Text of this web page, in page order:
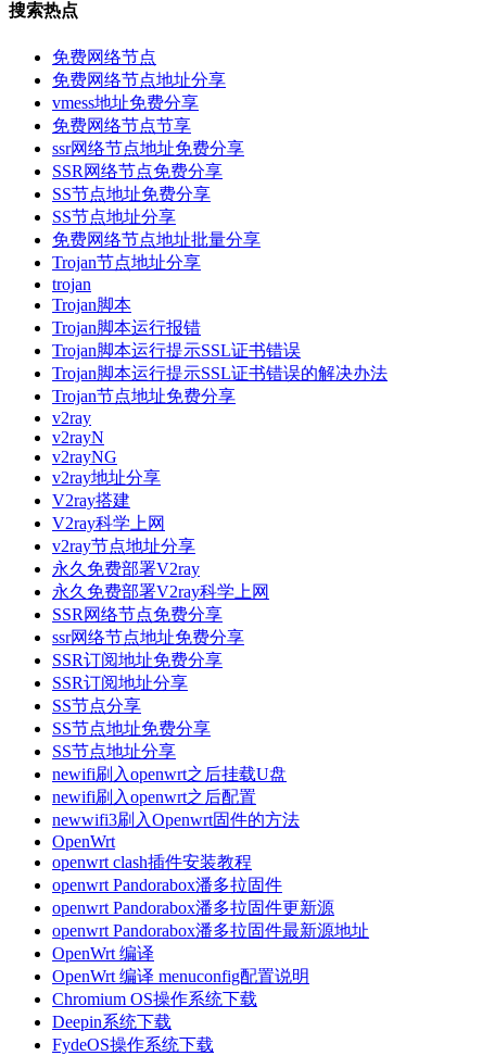
搜索热点
免费网络节点
免费网络节点地址分享
vmess地址免费分享
免费网络节点节享
ssr网络节点地址免费分享
SSR网络节点免费分享
SS节点地址免费分享
SS节点地址分享
免费网络节点地址批量分享
Trojan节点地址分享
trojan
Trojan脚本
Trojan脚本运行报错
Trojan脚本运行提示SSL证书错误
Trojan脚本运行提示SSL证书错误的解决办法
Trojan节点地址免费分享
v2ray
v2rayN
v2rayNG
v2ray地址分享
V2ray搭建
V2ray科学上网
v2ray节点地址分享
永久免费部署V2ray
永久免费部署V2ray科学上网
SSR网络节点免费分享
ssr网络节点地址免费分享
SSR订阅地址免费分享
SSR订阅地址分享
SS节点分享
SS节点地址免费分享
SS节点地址分享
newifi刷入openwrt之后挂载U盘
newifi刷入openwrt之后配置
newwifi3刷入Openwrt固件的方法
OpenWrt
openwrt clash插件安装教程
openwrt Pandorabox潘多拉固件
openwrt Pandorabox潘多拉固件更新源
openwrt Pandorabox潘多拉固件最新源地址
OpenWrt 编译
OpenWrt 编译 menuconfig配置说明
Chromium OS操作系统下载
Deepin系统下载
FydeOS操作系统下载